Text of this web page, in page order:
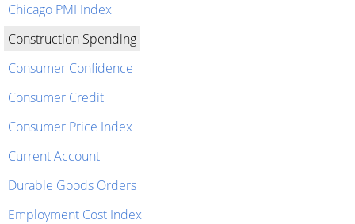
Chicago PMI Index
Construction Spending
Consumer Confidence
Consumer Credit
Consumer Price Index
Current Account
Durable Goods Orders
Employment Cost Index